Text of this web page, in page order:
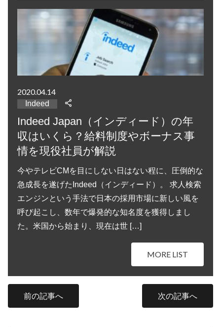
2020.04.14
Indeed
Indeed Japan（インディード）の年
収はいくら？給料制度やボーナス事
情を現役社員が解説
今やテレビCMを目にしない日はない程に、圧倒的な
急成長を遂げたIndeed（インディード）。 求人検索
エンジンという手法で日本の採用市場に新しい風を
呼び起こし、数年で爆発的な知名度を獲得しまし
た。米国から始まり、現在は世 […]
MORE LIST
前の記事へ 次の記事へ